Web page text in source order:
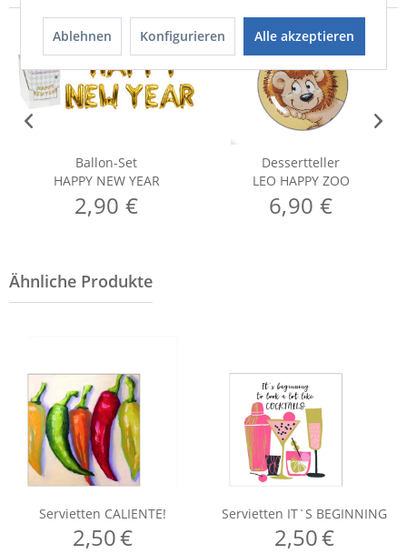
Ballon-Set
HAPPY NEW YEAR
2,90 €
Dessertteller
LEO HAPPY ZOO
6,90 €
Ablehnen Konfigurieren Alle akzeptieren